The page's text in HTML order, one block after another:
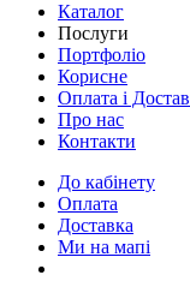
Каталог
Послуги
Портфоліо
Корисне
Оплата і
Про нас
Контакти
До кабінету
Оплата
Доставка
Ми на мапі